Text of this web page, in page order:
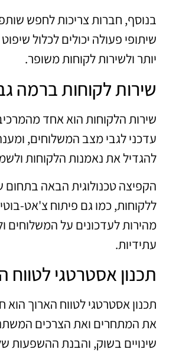
בנוסף, חברות צריכות לחפש
שיתופי פעולה יכולים לכלול
יותר ולשירות לקוחות משופר.
שירות לקוחות ברמה
שירות הלקוחות הוא אחד
עדכני לגבי מצב המשלוחים,
להגדיל את נאמנות הלקוחות
הקפיצה טכנולוגית הבאה בתחום
ללקוחות, כמו גם פיתוח צ'אט-
מהירות לעדכונים על המשלוחים
עתידיות.
תכנון אסטרטגי לטווח
תכנון אסטרטגי לטווח הארוך
את המתחרים ואת הצרכים המשתנים
שינויים בשוק, והבנת ההשפעות